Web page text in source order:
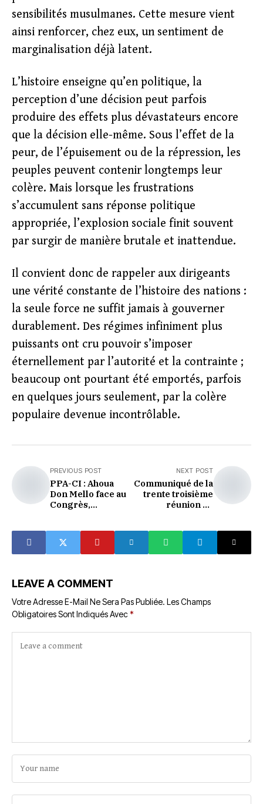
sensibilités musulmanes. Cette mesure vient
ainsi renforcer, chez eux, un sentiment de
marginalisation déjà latent.
L’histoire enseigne qu’en politique, la
perception d’une décision peut parfois
produire des effets plus dévastateurs encore
que la décision elle-même. Sous l’effet de la
peur, de l’épuisement ou de la répression, les
peuples peuvent contenir longtemps leur
colère. Mais lorsque les frustrations
s’accumulent sans réponse politique
appropriée, l’explosion sociale finit souvent
par surgir de manière brutale et inattendue.
Il convient donc de rappeler aux dirigeants
une vérité constante de l’histoire des nations :
la seule force ne suffit jamais à gouverner
durablement. Des régimes infiniment plus
puissants ont cru pouvoir s’imposer
éternellement par l’autorité et la contrainte ;
beaucoup ont pourtant été emportés, parfois
en quelques jours seulement, par la colère
populaire devenue incontrôlable.
PREVIOUS POST
PPA-CI : Ahoua
Don Mello face au
Congrès,
plus exclue
NEXT POST
Communiqué de la
trente troisième
réunion du
des
houphouëtistes
pour la démocratie
LEAVE A COMMENT
Votre Adresse E-Mail Ne Sera Pas Publiée. Les Champs
Obligatoires Sont Indiqués Avec*